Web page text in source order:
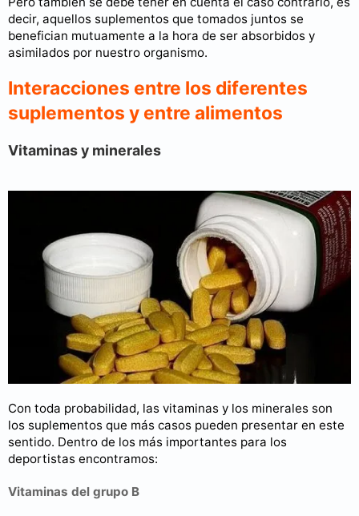
decir, aquellos suplementos que tomados juntos se
benefician mutuamente a la hora de ser absorbidos y
asimilados por nuestro organismo.
Interacciones entre los diferentes
suplementos y entre alimentos
Vitaminas y minerales
Con toda probabilidad, las vitaminas y los minerales son
los suplementos que más casos pueden presentar en este
sentido. Dentro de los más importantes para los
deportistas encontramos:
Vitaminas del grupo B